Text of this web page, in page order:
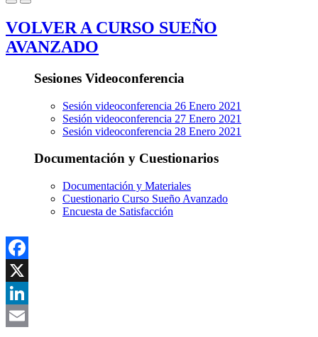
VOLVER A CURSO SUEÑO
AVANZADO
Sesiones Videoconferencia
Sesión videoconferencia 26 Enero 2021
Sesión videoconferencia 27 Enero 2021
Sesión videoconferencia 28 Enero 2021
Documentación y Cuestionarios
Documentación y Materiales
Cuestionario Curso Sueño Avanzado
Encuesta de Satisfacción
Facebook
X
LinkedIn